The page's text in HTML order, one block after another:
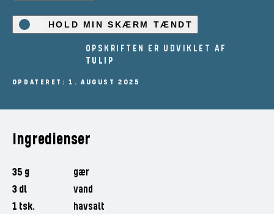
HOLD MIN SKÆRM TÆNDT
OPSKRIFTEN ER UDVIKLET AF
TULIP
OPDATERET: 1. AUGUST 2025
Ingredienser
35 g
gær
3 dl
vand
1 tsk.
havsalt